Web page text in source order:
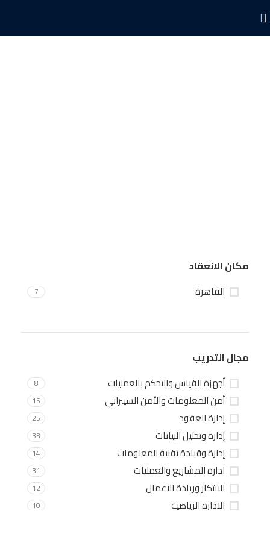
مكان الانعقاد
القاهرة 7
مجال التدريب
أجهزة القياس والتحكم بالعمليات 8
أمن المعلومات والأمن السيبراني 15
إدارة العقود 25
إدارة وتحليل البيانات 33
إدارة وقيادة تقنية المعلومات 14
ادارة المشاريع والعمليات 31
الابتكار وريادة الاعمال 12
الادارة الرياضية 10